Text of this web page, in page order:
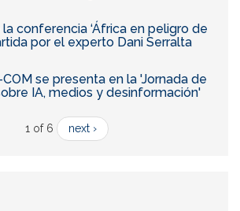
conferencia ‘África en peligro de
por el experto Dani Serralta
se presenta en la 'Jornada de
IA, medios y desinformación'
1 of 6 next ›